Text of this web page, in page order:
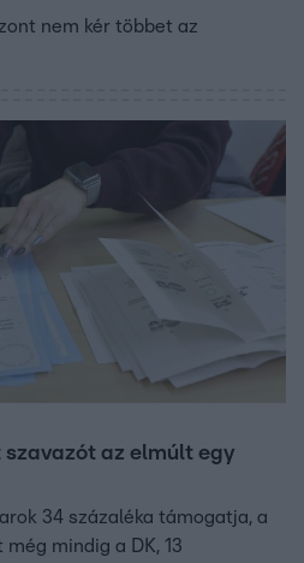
nem kér többet az
az elmúlt egy
34 százaléka támogatja, a
mindig a DK, 13